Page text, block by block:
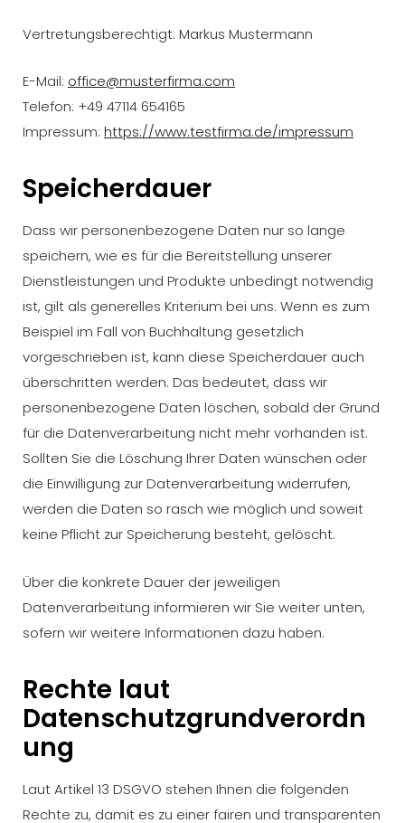
Vertretungsberechtigt: Markus Mustermann
E-Mail: office@musterfirma.com
Telefon: +49 47114 654165
Impressum: https://www.testfirma.de/impressum
Speicherdauer
Dass wir personenbezogene Daten nur so lange
speichern, wie es für die Bereitstellung unserer
Dienstleistungen und Produkte unbedingt notwendig
ist, gilt als generelles Kriterium bei uns. Wenn es zum
Beispiel im Fall von Buchhaltung gesetzlich
vorgeschrieben ist, kann diese Speicherdauer auch
überschritten werden. Das bedeutet, dass wir
personenbezogene Daten löschen, sobald der Grund
für die Datenverarbeitung nicht mehr vorhanden ist.
Sollten Sie die Löschung Ihrer Daten wünschen oder
die Einwilligung zur Datenverarbeitung widerrufen,
werden die Daten so rasch wie möglich und soweit
keine Pflicht zur Speicherung besteht, gelöscht.
Über die konkrete Dauer der jeweiligen
Datenverarbeitung informieren wir Sie weiter unten,
sofern wir weitere Informationen dazu haben.
Rechte laut
Datenschutzgrundverordn
ung
Laut Artikel 13 DSGVO stehen Ihnen die folgenden
Rechte zu, damit es zu einer fairen und transparenten